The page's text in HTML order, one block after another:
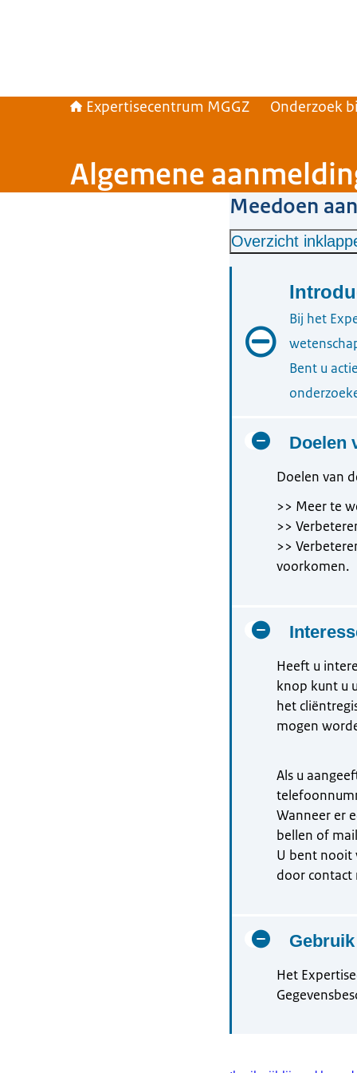
Expertisecentrum MGGZ Onderzoek
Algemene
Meedoen
Overzicht
Bij het
Bent u
Doelen
Doelen van
>> Meer te
>>
>>
voorkomen.
Heeft u
knop kunt u
het
mogen
Als u
Wanneer er
bellen of
U bent nooit
door contact
Het